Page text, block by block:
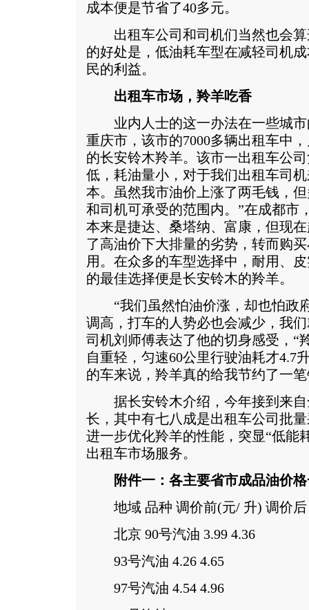
成本便是节省了40多元。
出租车公司和司机们当然也会算
的好处是，低油耗车型在减轻司机
民的利益。
出租车市场，羚羊吃香
业内人士的这一办法在一些城市
重庆市，该市的7000多辆出租车中
的长安铃木羚羊。该市一出租车公
低，耗油量小，对于我们出租车司
本。虽然我市油价上涨了两毛钱，
和司机可承受的范围内。”在成都市
本来是捷达、桑塔纳、富康，但现
了高油价下大排量的劣势，转而购
用。在众多的车型选择中，耐用、
的最佳选择便是长安铃木的羚羊。
“我们虽然怕油价涨，却也怕政
调高，打车的人势必也会减少，我
司机刘师傅表达了他的切身感受，“
自重轻，匀速60公里行驶油耗才4.7
的车来说，羚羊真的给我节约了一
据长安铃木介绍，今年接到来自
长，其中有七八成是出租车公司批
进一步优化羚羊的性能，突显“低能
出租车市场服务。
附件一：各主要省市成品油价
地域 品种 调价前(元/ 升) 调价后
北京 90号汽油 3.99 4.36
93号汽油 4.26 4.65
97号汽油 4.54 4.96